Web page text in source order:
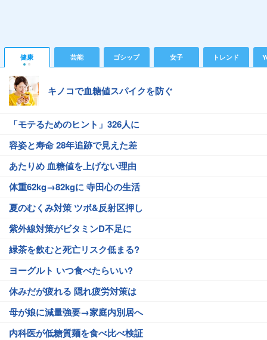
健康 芸能 ゴシップ 女子 トレンド
キノコで血糖値スパイクを防ぐ
「モテるためのヒント」326人に
容姿と寿命 28年追跡で見えた差
あたりめ 血糖値を上げない理由
体重62kg→82kgに 寺田心の生活
夏のむくみ対策 ツボ&反射区押し
紫外線対策がビタミンD不足に
緑茶を飲むと死亡リスク低まる?
ヨーグルト いつ食べたらいい?
休みだが疲れる 隠れ疲労対策は
母が娘に減量強要→家庭内別居へ
内科医が低糖質麺を食べ比べ検証